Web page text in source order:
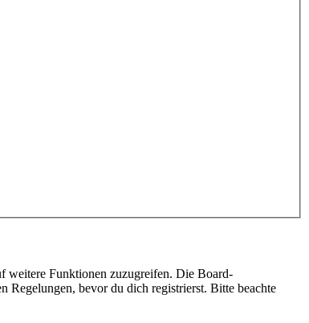
weitere Funktionen zuzugreifen. Die Board-
Regelungen, bevor du dich registrierst. Bitte beachte